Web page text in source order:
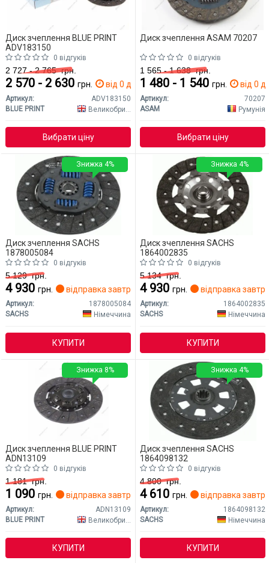
Диск зчеплення BLUE PRINT
ADV183150
0 відгуків
2 727 - 2 765грн.
2 570 - 2 630 грн. від 0 дн.
Артикул:
ADV183150
BLUE PRINT
Великобританія
Вибрати ціну
Диск зчеплення ASAM 70207
0 відгуків
1 565 - 1 638грн.
1 480 - 1 540 грн. від 0
Артикул:
70207
ASAM
Румунія
Вибрати ціну
Диск зчеплення SACHS
1878005084
0 відгуків
5 129грн.
4 930 грн. відправка завтра
Артикул:
1878005084
SACHS
Німеччина
КУПИТИ
Знижка 4%
Диск зчеплення SACHS
1864002835
0 відгуків
5 134грн.
4 930 грн. відправка
Артикул:
1864002835
SACHS
Німеччина
КУПИТИ
Знижка 4%
Диск зчеплення BLUE PRINT
ADN13109
0 відгуків
1 181грн.
1 090 грн. відправка завтра
Артикул:
ADN13109
BLUE PRINT
Великобританія
КУПИТИ
Знижка 8%
Диск зчеплення SACHS
1864098132
0 відгуків
4 800грн.
4 610 грн. відправка
Артикул:
1864098132
SACHS
Німеччина
КУПИТИ
Знижка 4%